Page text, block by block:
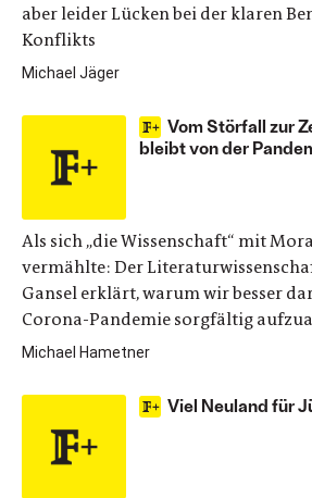
aber leider Lücken bei der klaren
Konflikts
Michael Jäger
Vom Störfall zur
bleibt von der
Als sich „die Wissenschaft“ mit
vermählte: Der
Gansel erklärt, warum wir besser
Corona-Pandemie sorgfältig
Michael Hametner
Viel Neuland für